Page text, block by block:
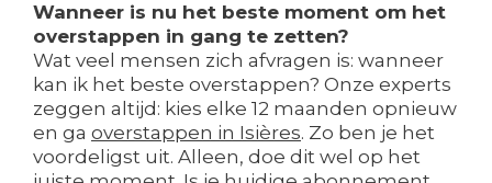
Wanneer is nu het beste moment om het
overstappen in gang te zetten?
Wat veel mensen zich afvragen is: wanneer
kan ik het beste overstappen? Onze experts
zeggen altijd: kies elke 12 maanden opnieuw
en ga overstappen in Isières. Zo ben je het
voordeligst uit. Alleen, doe dit wel op het